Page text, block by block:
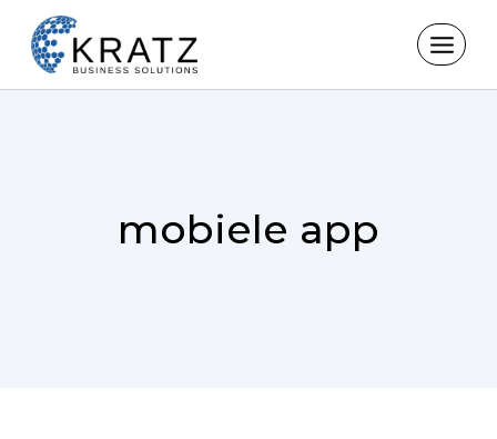
content
mobiele app